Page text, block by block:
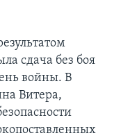
сдача без боя
войны. В
Витера,